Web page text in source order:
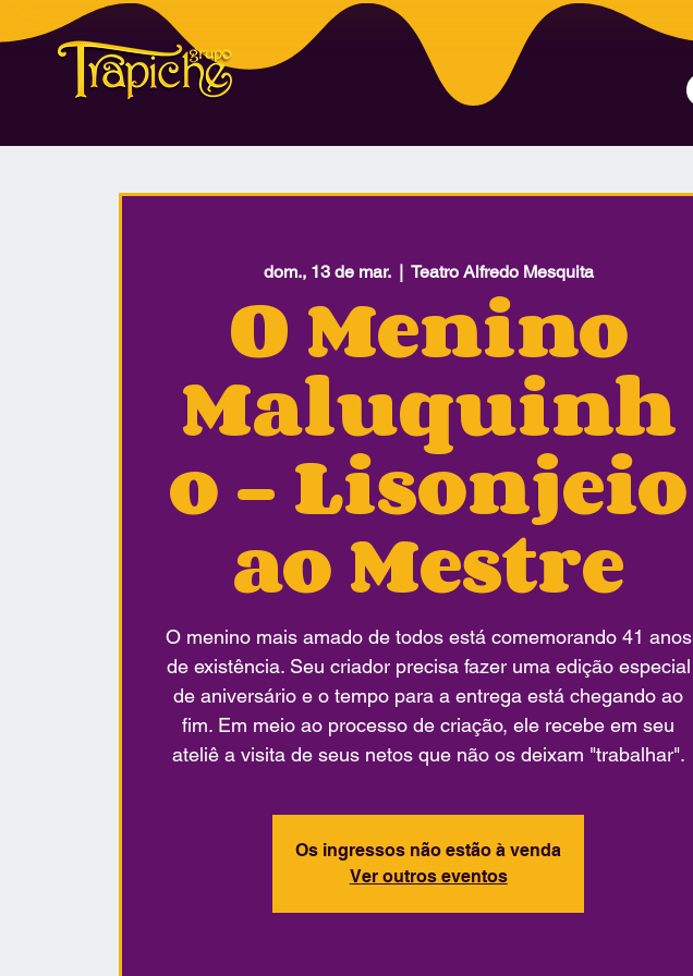
dom., 13 de mar.
  |
Teatro Alfredo Mesquita
O Menino
Maluquinh
o - Lisonjeio
ao Mestre
O menino mais amado de todos está comemorando 41 anos
de existência. Seu criador precisa fazer uma edição especial
de aniversário e o tempo para a entrega está chegando ao
fim. Em meio ao processo de criação, ele recebe em seu
ateliê a visita de seus netos que não os deixam "trabalhar".
Os ingressos não estão à venda
Ver outros eventos